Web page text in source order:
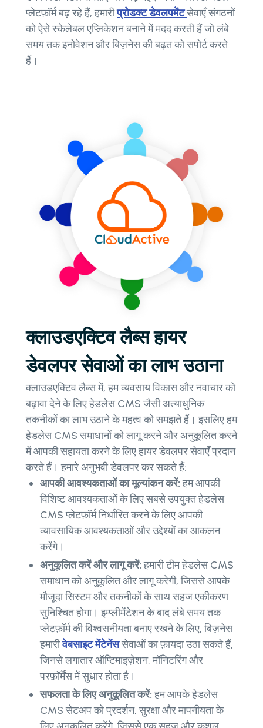
प्लेटफ़ॉर्म बढ़ रहे हैं, हमारीप्रोडक्ट डेवलपमेंटसेवाएँ संगठनों
को ऐसे स्केलेबल एप्लिकेशन बनाने में मदद करती हैं जो लंबे
समय तक इनोवेशन और बिज़नेस की बढ़त को सपोर्ट करते
हैं।
क्लाउडएक्टिव लैब्स हायर
डेवलपर सेवाओं का लाभ उठाना
क्लाउडएक्टिव लैब्स में, हम व्यवसाय विकास और नवाचार को
बढ़ावा देने के लिए हेडलेस CMS जैसी अत्याधुनिक
तकनीकों का लाभ उठाने के महत्व को समझते हैं। इसलिए हम
हेडलेस CMS समाधानों को लागू करने और अनुकूलित करने
में आपकी सहायता करने के लिए हायर डेवलपर सेवाएँ प्रदान
करते हैं। हमारे अनुभवी डेवलपर कर सकते हैं:
आपकी आवश्यकताओं का मूल्यांकन करें:हम आपकी
विशिष्ट आवश्यकताओं के लिए सबसे उपयुक्त हेडलेस
CMS प्लेटफ़ॉर्म निर्धारित करने के लिए आपकी
व्यावसायिक आवश्यकताओं और उद्देश्यों का आकलन
करेंगे।
अनुकूलित करें और लागू करें:हमारी टीम हेडलेस CMS
समाधान को अनुकूलित और लागू करेगी, जिससे आपके
मौजूदा सिस्टम और तकनीकों के साथ सहज एकीकरण
सुनिश्चित होगा। इम्प्लीमेंटेशन के बाद लंबे समय तक
प्लेटफ़ॉर्म की विश्वसनीयता बनाए रखने के लिए, बिज़नेस
हमारीवेबसाइट मेंटेनेंससेवाओं का फ़ायदा उठा सकते हैं,
जिनसे लगातार ऑप्टिमाइज़ेशन, मॉनिटरिंग और
परफ़ॉर्मेंस में सुधार होता है।
सफलता के लिए अनुकूलित करें:हम आपके हेडलेस
CMS सेटअप को प्रदर्शन, सुरक्षा और मापनीयता के